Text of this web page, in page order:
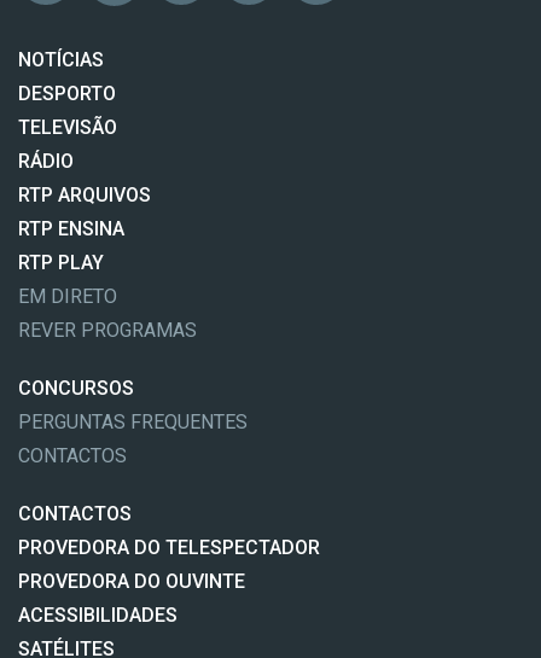
NOTÍCIAS
DESPORTO
TELEVISÃO
RÁDIO
RTP ARQUIVOS
RTP ENSINA
RTP PLAY
EM DIRETO
REVER PROGRAMAS
CONCURSOS
PERGUNTAS FREQUENTES
CONTACTOS
CONTACTOS
PROVEDORA DO TELESPECTADOR
PROVEDORA DO OUVINTE
ACESSIBILIDADES
SATÉLITES